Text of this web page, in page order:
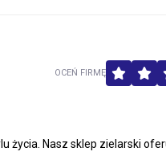
życia. Nasz sklep zielarski
OCEŃ FIRMĘ